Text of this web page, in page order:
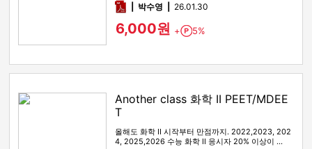
pdf박수영 26.01.30
6,000원 + Point
5%
Another class 화학 II PEET/MDEE
T
올해도 화학 II 시작부터 만점까지. 2022,2023, 202
4, 2025,2026 수능 화학 II 응시자 20% 이상이 …